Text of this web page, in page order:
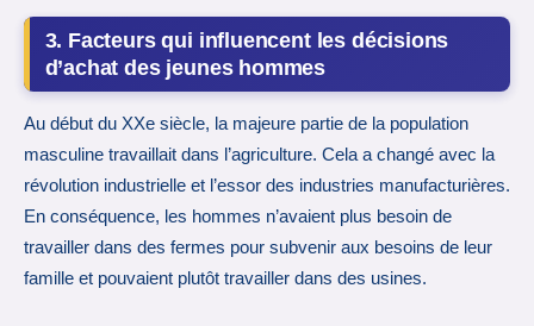
3. Facteurs qui influencent les décisions
d’achat des jeunes hommes
Au début du XXe siècle, la majeure partie de la population
masculine travaillait dans l’agriculture. Cela a changé avec la
révolution industrielle et l’essor des industries manufacturières.
En conséquence, les hommes n’avaient plus besoin de
travailler dans des fermes pour subvenir aux besoins de leur
famille et pouvaient plutôt travailler dans des usines.